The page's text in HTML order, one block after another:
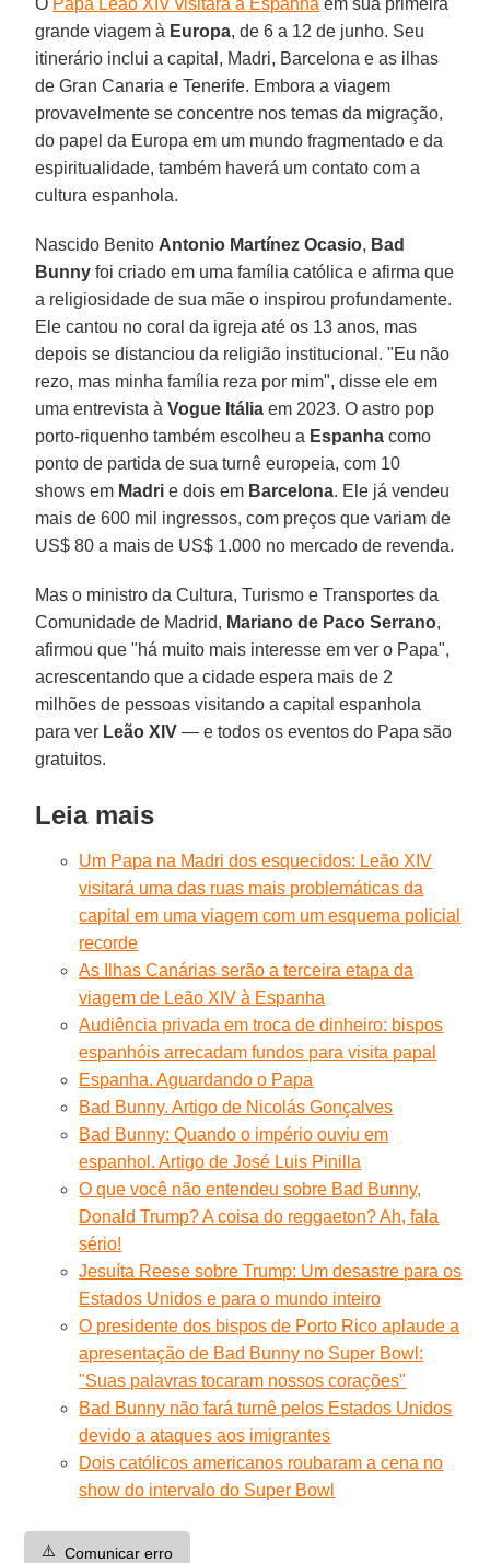
grande viagem à Europa, de 6 a 12 de junho. Seu
itinerário inclui a capital, Madri, Barcelona e as ilhas
de Gran Canaria e Tenerife. Embora a viagem
provavelmente se concentre nos temas da migração,
do papel da Europa em um mundo fragmentado e da
espiritualidade, também haverá um contato com a
cultura espanhola.
Nascido Benito Antonio Martínez Ocasio, Bad
Bunny foi criado em uma família católica e afirma que
a religiosidade de sua mãe o inspirou profundamente.
Ele cantou no coral da igreja até os 13 anos, mas
depois se distanciou da religião institucional. "Eu não
rezo, mas minha família reza por mim", disse ele em
uma entrevista àVogue Itália em 2023. O astro pop
porto-riquenho também escolheu a Espanha como
ponto de partida de sua turnê europeia, com 10
shows em Madri e dois em Barcelona. Ele já vendeu
mais de 600 mil ingressos, com preços que variam de
US$ 80 a mais de US$ 1.000 no mercado de revenda.
Mas o ministro da Cultura, Turismo e Transportes da
Comunidade de Madrid, Mariano de Paco Serrano,
afirmou que "há muito mais interesse em ver o Papa",
acrescentando que a cidade espera mais de 2
milhões de pessoas visitando a capital espanhola
para ver Leão XIV — e todos os eventos do Papa são
gratuitos.
Leia mais
Um Papa na Madri dos esquecidos: Leão XIV
visitará uma das ruas mais problemáticas da
capital em uma viagem com um esquema policial
recorde
As Ilhas Canárias serão a terceira etapa da
viagem de Leão XIV à Espanha
Audiência privada em troca de dinheiro: bispos
espanhóis arrecadam fundos para visita papal
Espanha. Aguardando o Papa
Bad Bunny. Artigo de Nicolás Gonçalves
Bad Bunny: Quando o império ouviu em
espanhol. Artigo de José Luis Pinilla
O que você não entendeu sobre Bad Bunny,
Donald Trump? A coisa do reggaeton? Ah, fala
sério!
Jesuíta Reese sobre Trump: Um desastre para os
Estados Unidos e para o mundo inteiro
O presidente dos bispos de Porto Rico aplaude a
apresentação de Bad Bunny no Super Bowl:
"Suas palavras tocaram nossos corações"
Bad Bunny não fará turnê pelos Estados Unidos
devido a ataques aos imigrantes
Dois católicos americanos roubaram a cena no
show do intervalo do Super Bowl
⚠️ Comunicar erro